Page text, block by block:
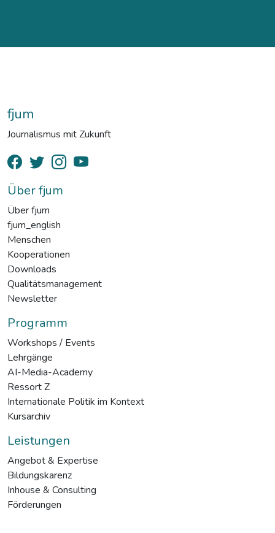
fjum
Journalismus mit Zukunft
Über fjum
Über fjum
fjum_english
Menschen
Kooperationen
Downloads
Qualitätsmanagement
Newsletter
Programm
Workshops / Events
Lehrgänge
AI-Media-Academy
Ressort Z
Internationale Politik im Kontext
Kursarchiv
Leistungen
Angebot & Expertise
Bildungskarenz
Inhouse & Consulting
Förderungen